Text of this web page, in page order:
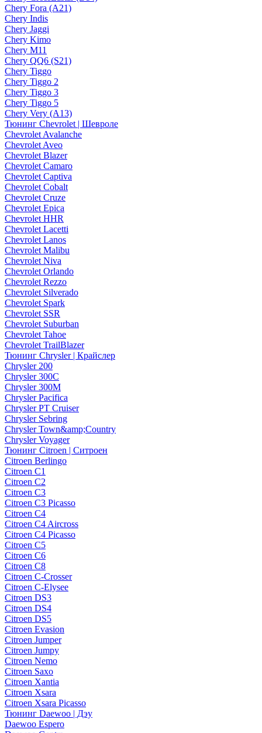
Chery Fora (A21)
Chery Indis
Chery Jaggi
Chery Kimo
Chery M11
Chery QQ6 (S21)
Chery Tiggo
Chery Tiggo 2
Chery Tiggo 3
Chery Tiggo 5
Chery Very (A13)
Тюнинг Chevrolet | Шевроле
Chevrolet Avalanche
Chevrolet Aveo
Chevrolet Blazer
Chevrolet Camaro
Chevrolet Captiva
Chevrolet Cobalt
Chevrolet Cruze
Chevrolet Epica
Chevrolet HHR
Chevrolet Lacetti
Chevrolet Lanos
Chevrolet Malibu
Chevrolet Niva
Chevrolet Orlando
Chevrolet Rezzo
Chevrolet Silverado
Chevrolet Spark
Chevrolet SSR
Chevrolet Suburban
Chevrolet Tahoe
Chevrolet TrailBlazer
Тюнинг Chrysler | Крайслер
Chrysler 200
Chrysler 300C
Chrysler 300M
Chrysler Pacifica
Chrysler PT Cruiser
Chrysler Sebring
Chrysler Town&amp;Country
Chrysler Voyager
Тюнинг Citroen | Ситроен
Citroen Berlingo
Citroen C1
Citroen C2
Citroen C3
Citroen C3 Picasso
Citroen C4
Citroen C4 Aircross
Citroen C4 Picasso
Citroen C5
Citroen C6
Citroen C8
Citroen C-Crosser
Citroen C-Elysee
Citroen DS3
Citroen DS4
Citroen DS5
Citroen Evasion
Citroen Jumper
Citroen Jumpy
Citroen Nemo
Citroen Saxo
Citroen Xantia
Citroen Xsara
Citroen Xsara Picasso
Тюнинг Daewoo | Дэу
Daewoo Espero